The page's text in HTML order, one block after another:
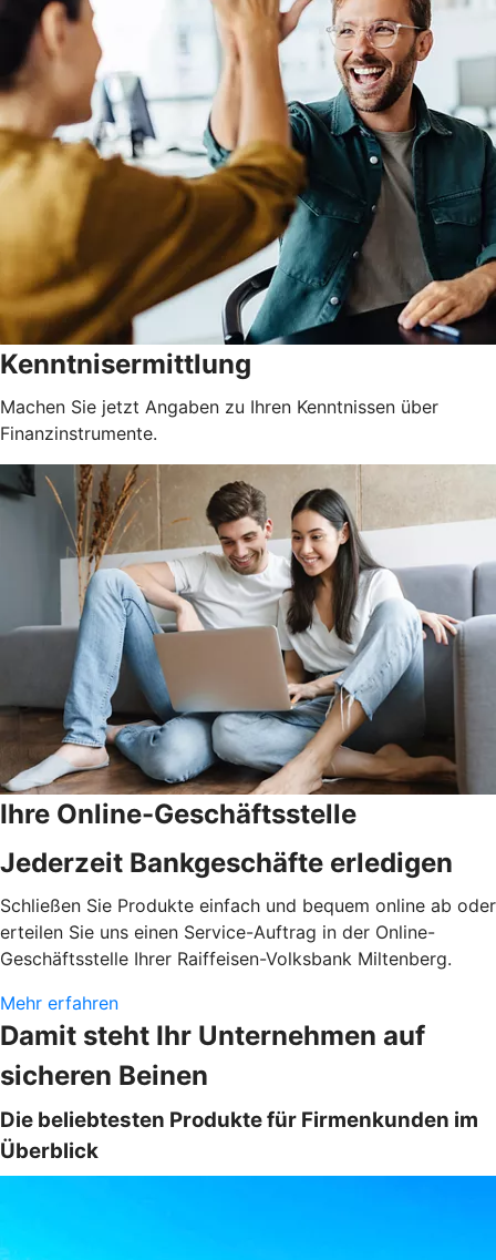
Kenntnisermittlung
Machen Sie jetzt Angaben zu Ihren Kenntnissen über
Finanzinstrumente.
Ihre Online-Geschäftsstelle
Jederzeit Bankgeschäfte erledigen
Schließen Sie Produkte einfach und bequem online ab oder
erteilen Sie uns einen Service-Auftrag in der Online-
Geschäftsstelle Ihrer Raiffeisen-Volksbank Miltenberg.
Mehr erfahren
Damit steht Ihr Unternehmen auf
sicheren Beinen
Die beliebtesten Produkte für Firmenkunden im
Überblick